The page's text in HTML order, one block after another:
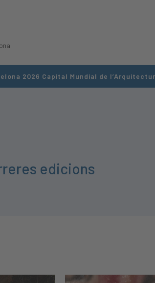
2026 Capital Mundial de
edicions